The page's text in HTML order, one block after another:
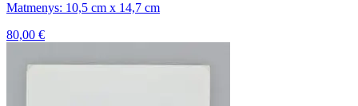
Matmenys: 10,5 cm x 14,7 cm
80,00 €